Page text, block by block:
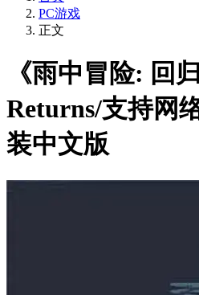
PC游戏
正文
《雨中冒险: 回
Returns/支持网
装中文版